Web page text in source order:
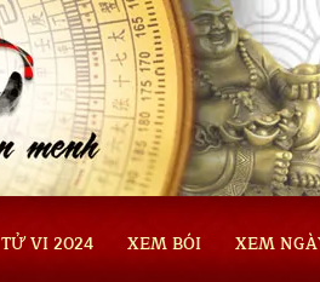
TỬ VI 2024 XEM BÓI XEM